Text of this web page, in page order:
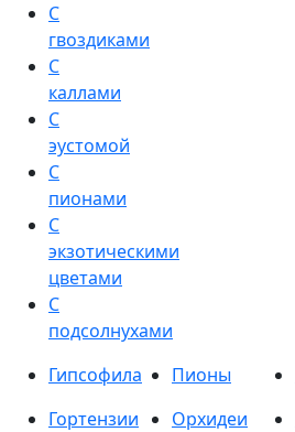
С
гвоздиками
С
каллами
С
эустомой
С
пионами
С
экзотическими
цветами
С
подсолнухами
Гипсофила
Пионы
Гортензии
Орхидеи